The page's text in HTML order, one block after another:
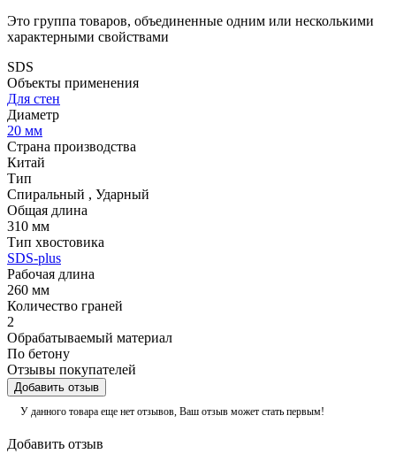
Это группа товаров, объединенные одним или несколькими
характерными свойствами
SDS
Объекты применения
Для стен
Диаметр
20 мм
Страна производства
Китай
Тип
Спиральный , Ударный
Общая длина
310 мм
Тип хвостовика
SDS-plus
Рабочая длина
260 мм
Количество граней
2
Обрабатываемый материал
По бетону
Отзывы покупателей
Добавить отзыв
У данного товара еще нет отзывов, Ваш отзыв может стать первым!
Добавить отзыв